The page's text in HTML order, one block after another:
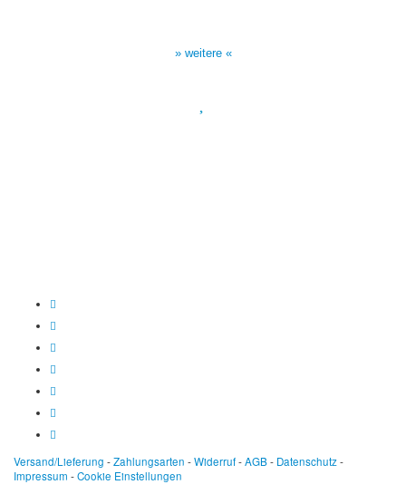
» weitere «
Versand/Lieferung -Zahlungsarten -Widerruf-AGB- Datenschutz-
Impressum -Cookie Einstellungen